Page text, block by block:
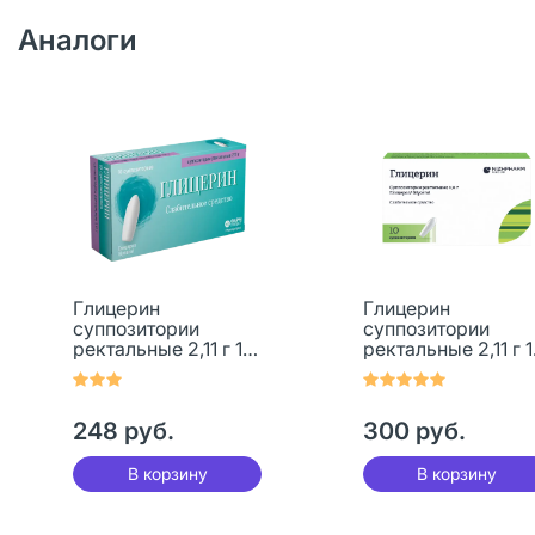
Аналоги
Глицерин
суппозитории
ректальные 2,11 г 10
шт
248 руб.
В корзину
Глицерин
суппозитории
ректальные 2,11 г
шт.
300 руб.
В корзину